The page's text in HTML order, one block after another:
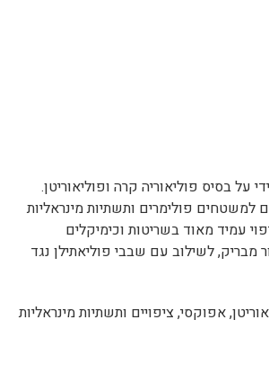
על בסיס פוליאוריה קרה ופוליאוריטן.
למשטחים פולימרים ותשתיות מינראליות
עמיד מאוד בשריטות וכימיקלים
מבריק, לשילוב עם שבבי פוליאתילן נגד
אפוקסי, ציפויים ותשתיות מינראליות